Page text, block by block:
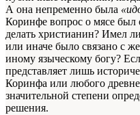
А она непременно была
Коринфе вопрос о мясе
делать христианин? Имел
или иначе было связано с
иному языческому богу?
представляет лишь
Коринфа или любого
значительной степени
решения.